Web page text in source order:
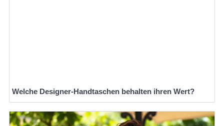
Welche Designer-Handtaschen behalten ihren Wert?